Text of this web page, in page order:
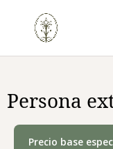
Persona
Precio base